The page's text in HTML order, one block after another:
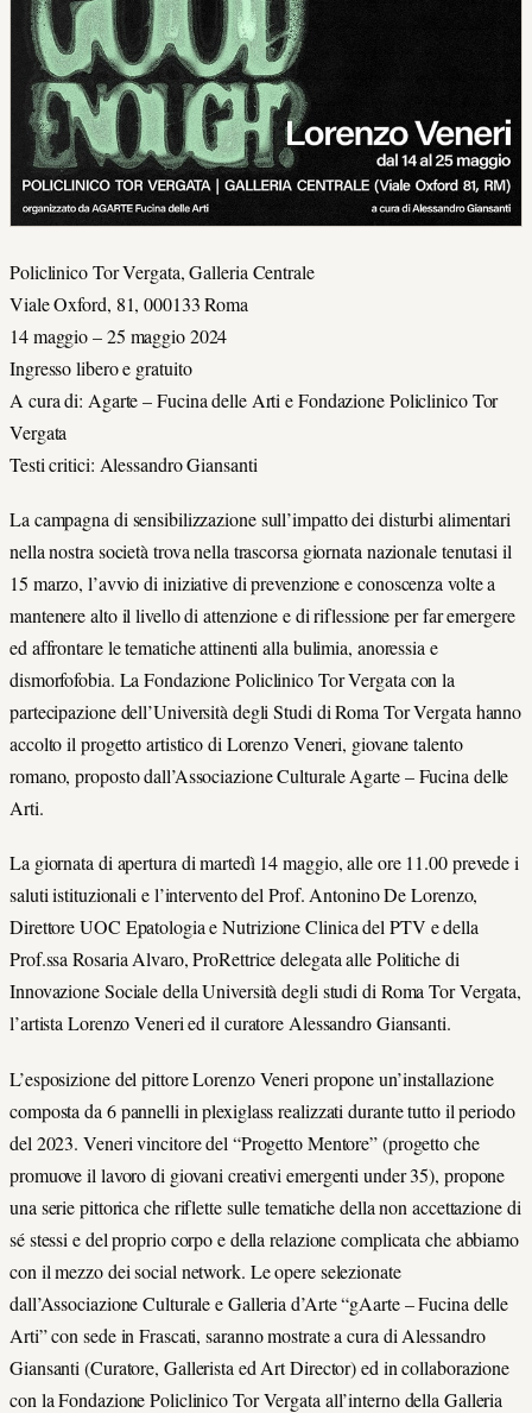
Policlinico Tor Vergata, Galleria Centrale
Viale Oxford, 81, 000133 Roma
14 maggio – 25 maggio 2024
Ingresso libero e gratuito
A cura di: Agarte – Fucina delle Arti e Fondazione Policlinico Tor
Vergata
Testi critici: Alessandro Giansanti
La campagna di sensibilizzazione sull’impatto dei disturbi alimentari
nella nostra società trova nella trascorsa giornata nazionale tenutasi il
15 marzo, l’avvio di iniziative di prevenzione e conoscenza volte a
mantenere alto il livello di attenzione e di riflessione per far emergere
ed affrontare le tematiche attinenti alla bulimia, anoressia e
dismorfofobia. La Fondazione Policlinico Tor Vergata con la
partecipazione dell’Università degli Studi di Roma Tor Vergata hanno
accolto il progetto artistico di Lorenzo Veneri, giovane talento
romano, proposto dall’Associazione Culturale Agarte – Fucina delle
Arti.
La giornata di apertura di martedì 14 maggio, alle ore 11.00 prevede i
saluti istituzionali e l’intervento del Prof. Antonino De Lorenzo,
Direttore UOC Epatologia e Nutrizione Clinica del PTV e della
Prof.ssa Rosaria Alvaro, ProRettrice delegata alle Politiche di
Innovazione Sociale della Università degli studi di Roma Tor Vergata,
l’artista Lorenzo Veneri ed il curatore Alessandro Giansanti.
L’esposizione del pittore Lorenzo Veneri propone un’installazione
composta da 6 pannelli in plexiglass realizzati durante tutto il periodo
del 2023. Veneri vincitore del “Progetto Mentore” (progetto che
promuove il lavoro di giovani creativi emergenti under 35), propone
una serie pittorica che riflette sulle tematiche della non accettazione di
sé stessi e del proprio corpo e della relazione complicata che abbiamo
con il mezzo dei social network. Le opere selezionate
dall’Associazione Culturale e Galleria d’Arte “gAarte – Fucina delle
Arti” con sede in Frascati, saranno mostrate a cura di Alessandro
Giansanti (Curatore, Gallerista ed Art Director) ed in collaborazione
con la Fondazione Policlinico Tor Vergata all’interno della Galleria